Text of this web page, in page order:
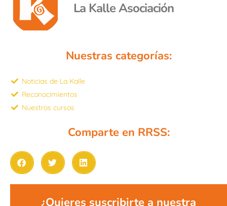
La Kalle Asociación
Nuestras categorías:
Noticias de La Kalle
Reconocimientos
Nuestros cursos
Comparte en RRSS:
¿Quieres suscribirte a nuestra